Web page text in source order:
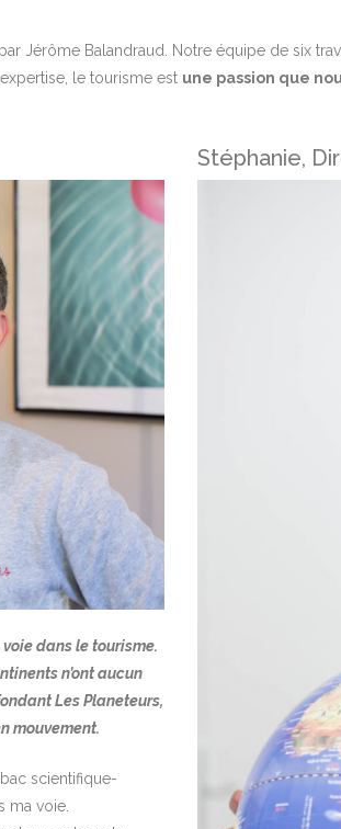
Jérôme Balandraud. Notre équipe de six
le tourisme est une passion que
dans le tourisme.
n’ont aucun
Les Planeteurs,
mouvement.
scientifique-
ma voie.
Stéphanie,